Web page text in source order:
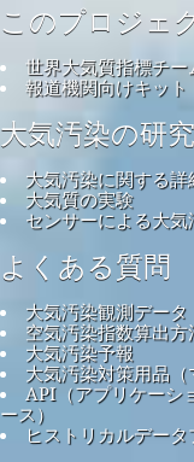
このプロジェ
世界大気質指標チ
報道機関向けキット
大気汚染の研究
大気汚染に関する詳
大気質の実験
センサーによる大気
よくある質問
大気汚染観測データ
空気汚染指数算出方
大気汚染予報
大気汚染対策用品（
API（アプリケーシ
ース）
ヒストリカルデー